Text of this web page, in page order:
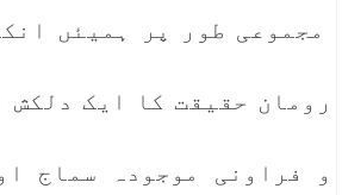
مجموعی طور پر ہمیئں
رومان حقیقت کا ایک دلکش
و فراونی موجودہ سماج